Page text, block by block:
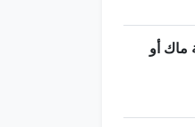
ماك أو